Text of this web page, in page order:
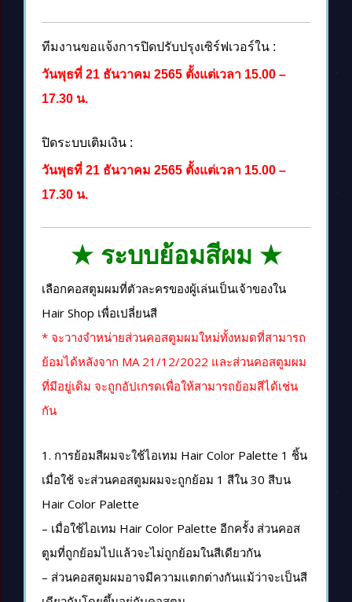
ทีมงานขอแจ้งการปิดปรับปรุงเซิร์ฟเวอร์ใน :
วันพุธที่ 21 ธันวาคม 2565 ตั้งแต่เวลา 15.00 –
17.30 น.
ปิดระบบเติมเงิน :
วันพุธที่ 21 ธันวาคม 2565 ตั้งแต่เวลา 15.00 –
17.30 น.
★ ระบบย้อมสีผม ★
เลือกคอสตูมผมที่ตัวละครของผู้เล่นเป็นเจ้าของใน
Hair Shop เพื่อเปลี่ยนสี
* จะวางจำหน่ายส่วนคอสตูมผมใหม่ทั้งหมดที่สามารถ
ย้อมได้หลังจาก MA 21/12/2022 และส่วนคอสตูมผม
ที่มีอยู่เดิม จะถูกอัปเกรดเพื่อให้สามารถย้อมสีได้เช่น
กัน
1. การย้อมสีผมจะใช้ไอเทม Hair Color Palette 1 ชิ้น
เมื่อใช้ จะส่วนคอสตูมผมจะถูกย้อม 1 สีใน 30 สีบน
Hair Color Palette
– เมื่อใช้ไอเทม Hair Color Palette อีกครั้ง ส่วนคอส
ตูมที่ถูกย้อมไปแล้วจะไม่ถูกย้อมในสีเดียวกัน
– ส่วนคอสตูมผมอาจมีความแตกต่างกันแม้ว่าจะเป็นสี